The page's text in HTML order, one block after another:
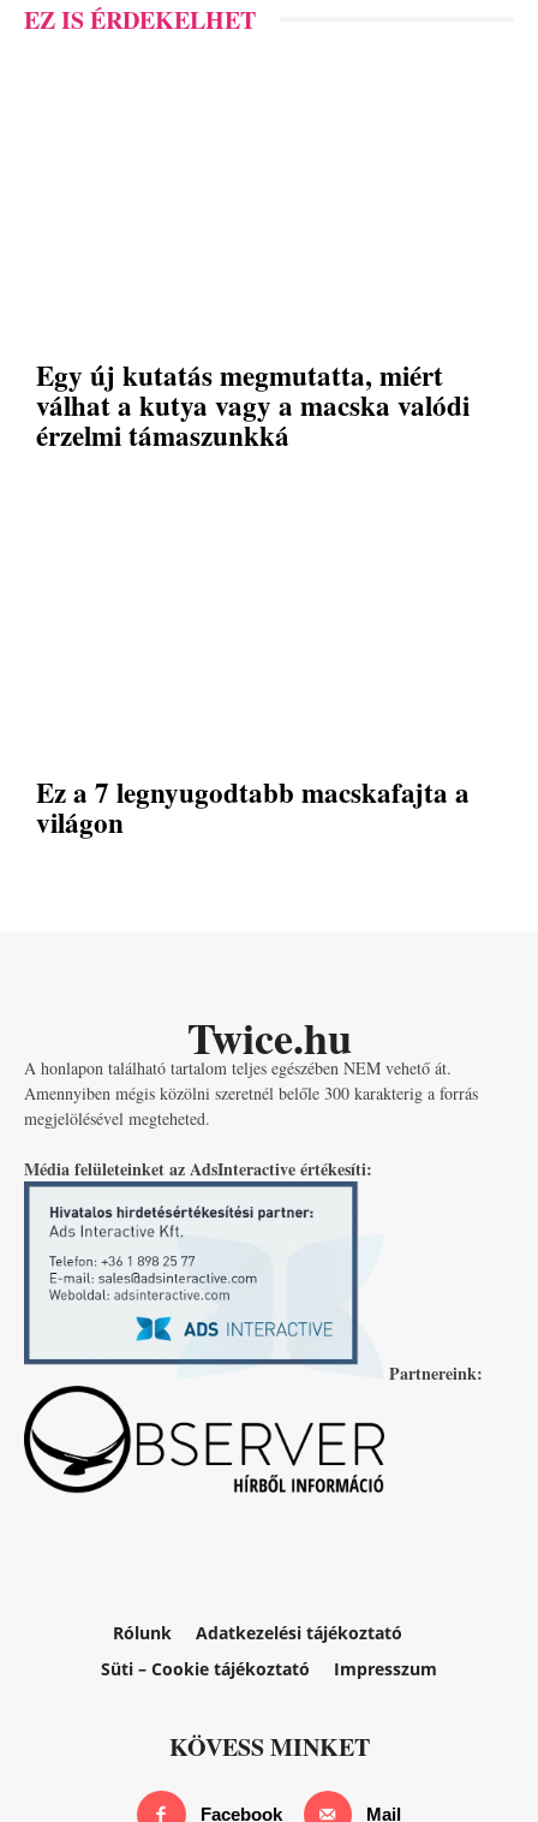
EZ IS ÉRDEKELHET
Egy új kutatás megmutatta, miért
válhat a kutya vagy a macska valódi
érzelmi támaszunkká
Ez a 7 legnyugodtabb macskafajta a
világon
Twice.hu
A honlapon található tartalom teljes egészében NEM vehető át.
Amennyiben mégis közölni szeretnél belőle 300 karakterig a forrás
megjelölésével megteheted.
Média felületeinket az AdsInteractive értékesíti:
Partnereink:
Rólunk
Adatkezelési tájékoztató
Süti – Cookie tájékoztató
Impresszum
KÖVESS MINKET
Facebook Mail